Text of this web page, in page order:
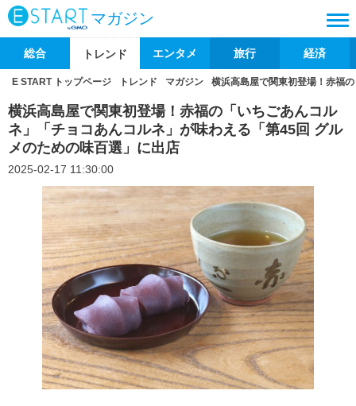
マガジン
総合 トレンド エンタメ 旅行 経済
E START トップページ トレンド マガジン 横浜高島屋で関東初登場！赤福
横浜高島屋で関東初登場！赤福の「いちごあんコル
ネ」「チョコあんコルネ」が味わえる「第45回 グル
メのための味百選」に出店
2025-02-17 11:30:00